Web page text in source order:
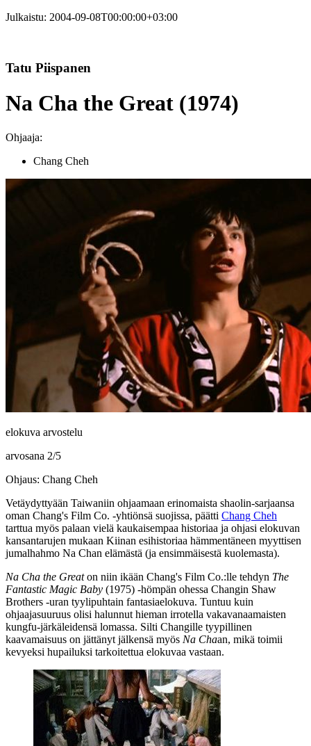
Julkaistu: 2004-09-08T00:00:00+03:00
Tatu Piispanen
Na Cha the Great (1974)
Ohjaaja:
Chang Cheh
elokuva arvostelu
arvosana 2/5
Ohjaus: Chang Cheh
Vetäydyttyään Taiwaniin ohjaamaan erinomaista shaolin-sarjaansa
oman Chang's Film Co. ‑yhtiönsä suojissa, päätti Chang Cheh
tarttua myös palaan vielä kaukaisempaa historiaa ja ohjasi elokuvan
kansantarujen mukaan Kiinan esihistoriaa hämmentäneen myyttisen
jumalhahmo Na Chan elämästä (ja ensimmäisestä kuolemasta).
Na Cha the Greaton niin ikään Chang's Film Co.:lle tehdyn The
Fantastic Magic Baby (1975) ‑hömpän ohessa Changin Shaw
Brothers ‑uran tyylipuhtain fantasiaelokuva. Tuntuu kuin
ohjaajasuuruus olisi halunnut hieman irrotella vakavanaamaisten
kungfu-järkäleidensä lomassa. Silti Changille tyypillinen
kaavamaisuus on jättänyt jälkensä myös Na Chaan, mikä toimii
kevyeksi hupailuksi tarkoitettua elokuvaa vastaan.